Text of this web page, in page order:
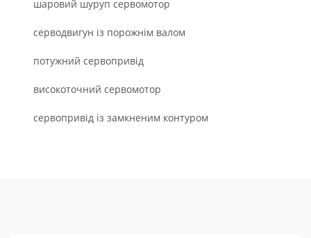
шаровий шуруп сервомотор
серводвигун із порожнім валом
потужний сервопривід
високоточний сервомотор
сервопривід із замкненим контуром